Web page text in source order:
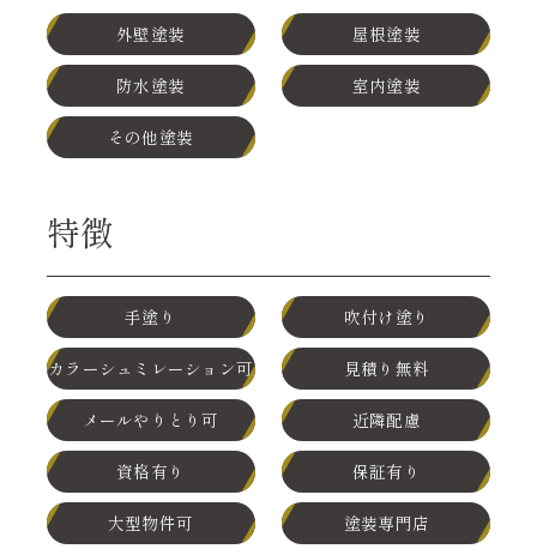
外壁塗装 屋根塗装
防水塗装 室内塗装
その他塗装
特徴
手塗り 吹付け塗り
カラーシュミレーション可 見積り無料
メールやりとり可 近隣配慮
資格有り 保証有り
大型物件可 塗装専門店